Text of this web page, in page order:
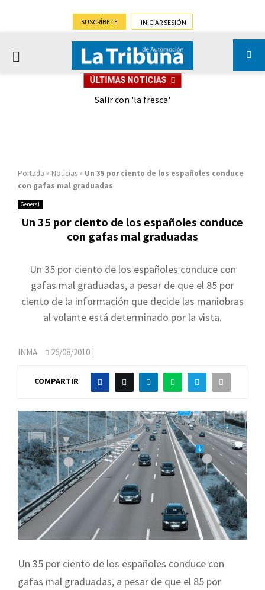
SUSCRÍBETE INICIAR SESIÓN
PRIMARY
ÚLTIMAS NOTICIAS
Salir con 'la fresca'
Portada » Noticias » Un 35 por ciento de los españoles conduce
con gafas mal graduadas
General
Un 35 por ciento de los españoles conduce
con gafas mal graduadas
Un 35 por ciento de los españoles conduce con
gafas mal graduadas, a pesar de que el 85 por
ciento de la información que decide las maniobras
al volante está determinado por la vista.
INMA 26/08/2010 |
COMPARTIR
Un 35 por ciento de los españoles conduce con
gafas mal graduadas, a pesar de que el 85 por